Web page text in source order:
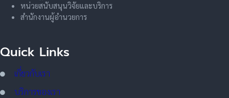
หน่วยสนับสนุนวิจัยและบริการ
สำนักงานผู้อำนวยการ
Quick Links
เกี่ยวกับเรา
บริการของเรา